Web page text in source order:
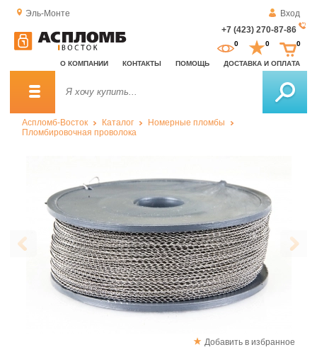
Эль-Монте
Вход
+7 (423) 270-87-86
О КОМПАНИИ КОНТАКТЫ ПОМОЩЬ ДОСТАВКА И ОПЛАТА
0 0 0
Аспломб-Восток Каталог
Номерные пломбы
Пломбировочная проволока
Добавить в избранное